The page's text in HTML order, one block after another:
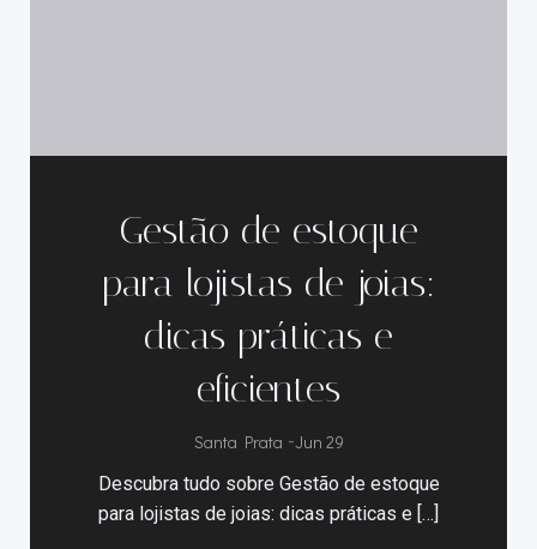
Gestão de estoque
para lojistas de joias:
dicas práticas e
eficientes
Santa Prata -Jun 29
Descubra tudo sobre Gestão de estoque
para lojistas de joias: dicas práticas e […]